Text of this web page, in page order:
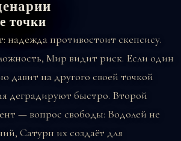
точки
надежда противостоит скепсису.
Мир видит риск. Если один
давит на другого своей точкой
деградируют быстро. Второй
— вопрос свободы: Водолей не
Сатурн их создаёт для